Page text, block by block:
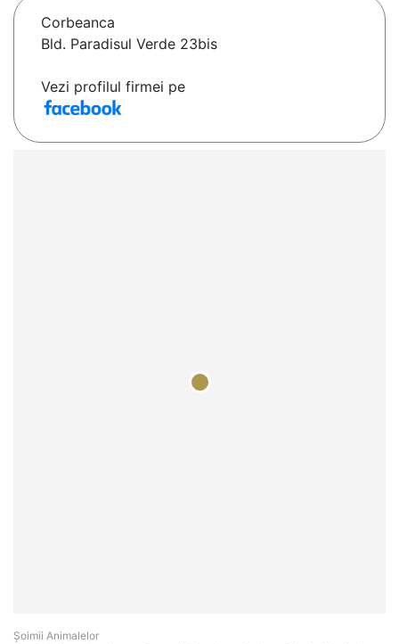
Corbeanca
Bld. Paradisul Verde 23bis
Vezi profilul firmei pe
Şoimii Animalelor